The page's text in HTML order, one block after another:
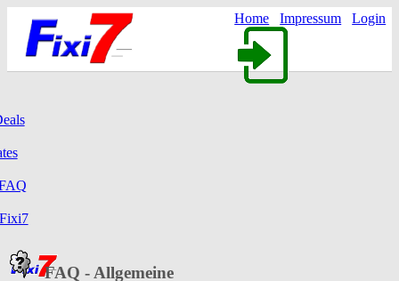
Home Impressum Login
FAQ - Allgemeine